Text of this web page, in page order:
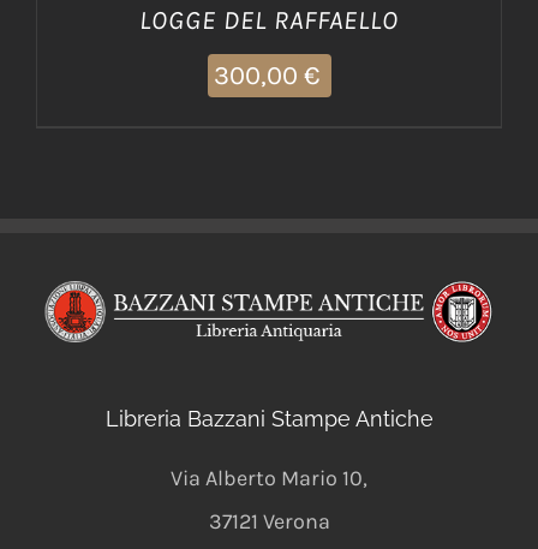
LOGGE DEL RAFFAELLO
300,00 €
Libreria Bazzani Stampe Antiche
Via Alberto Mario 10,
37121 Verona